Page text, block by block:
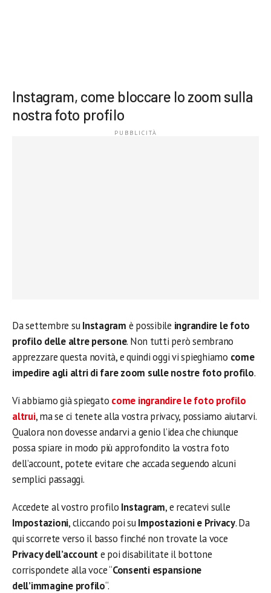
Instagram, come bloccare lo zoom sulla
nostra foto profilo
Da settembre suInstagram è possibile ingrandire le foto
profilo delle altre persone. Non tutti però sembrano
apprezzare questa novità, e quindi oggi vi spieghiamo come
impedire agli altri di fare zoom sulle nostre foto profilo.
Vi abbiamo già spiegato come ingrandire le foto profilo
altrui, ma se ci tenete alla vostra privacy, possiamo aiutarvi.
Qualora non dovesse andarvi a genio l’idea che chiunque
possa spiare in modo più approfondito la vostra foto
dell’account, potete evitare che accada seguendo alcuni
semplici passaggi.
Accedete al vostro profilo Instagram, e recatevi sulle
Impostazioni, cliccando poi suImpostazioni e Privacy. Da
qui scorrete verso il basso finché non trovate la voce
Privacy dell’accounte poi disabilitate il bottone
corrispondete alla voce “Consenti espansione
dell’immagine profilo“.